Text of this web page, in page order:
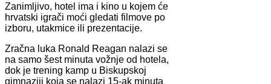
Zanimljivo, hotel ima i kino u kojem će
hrvatski igrači moći gledati filmove po
izboru, utakmice ili prezentacije.
Zračna luka Ronald Reagan nalazi se
na samo šest minuta vožnje od hotela,
dok je trening kamp u Biskupskoj
gimnaziji koja se nalazi 15-ak minuta